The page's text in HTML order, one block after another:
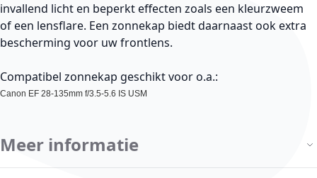
invallend licht en beperkt effecten zoals een kleurzweem
of een lensflare. Een zonnekap biedt daarnaast ook extra
bescherming voor uw frontlens.
Compatibel zonnekap geschikt voor o.a.:
Canon EF 28-135mm f/3.5-5.6 IS USM
Meer informatie